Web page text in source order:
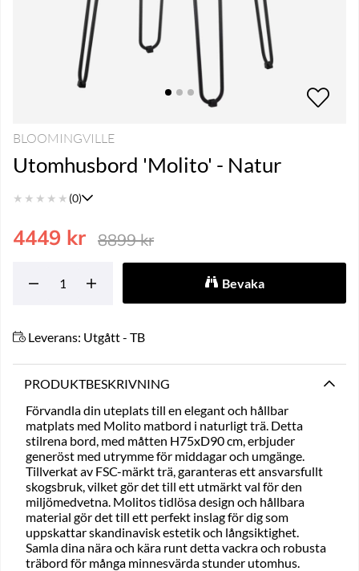
BLOOMINGVILLE
Utomhusbord 'Molito' - Natur
★ ★ ★ ★ ★ (0)
8899kr
4449 kr
Bevaka
Leverans: Utgått - TB
PRODUKTBESKRIVNING
Förvandla din uteplats till en elegant och hållbar
matplats med Molito matbord i naturligt trä. Detta
stilrena bord, med måtten H75xD90 cm, erbjuder
generöst med utrymme för middagar och umgänge.
Tillverkat av FSC-märkt trä, garanteras ett ansvarsfullt
skogsbruk, vilket gör det till ett utmärkt val för den
miljömedvetna. Molitos tidlösa design och hållbara
material gör det till ett perfekt inslag för dig som
uppskattar skandinavisk estetik och långsiktighet.
Samla dina nära och kära runt detta vackra och robusta
träbord för många minnesvärda stunder utomhus.